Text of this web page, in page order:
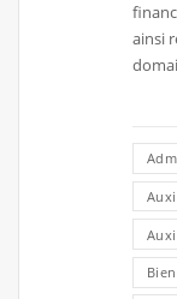
ainsi